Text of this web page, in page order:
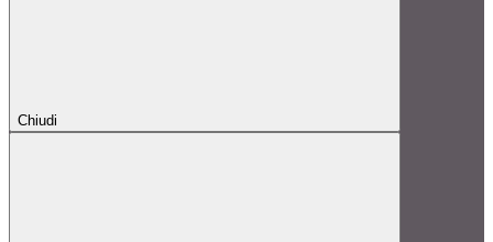
Chiudi